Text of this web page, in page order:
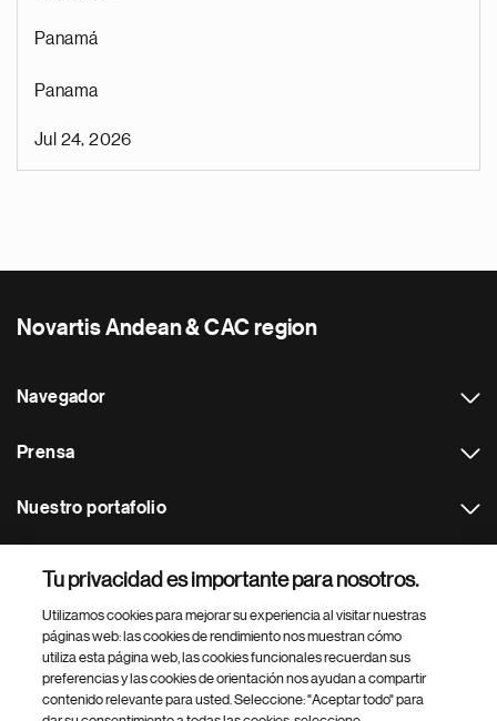
Panamá
Panama
Jul 24, 2026
Novartis Andean & CAC region
Navegador
Prensa
Nuestro portafolio
Footer Site Search
Tu privacidad es importante para nosotros.
Utilizamos cookies para mejorar su experiencia al visitar nuestras
páginas web: las cookies de rendimiento nos muestran cómo
utiliza esta página web, las cookies funcionales recuerdan sus
preferencias y las cookies de orientación nos ayudan a compartir
contenido relevante para usted. Seleccione: "Aceptar todo" para